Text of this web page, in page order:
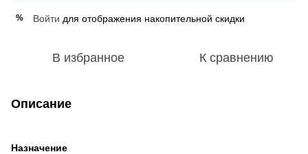
% Войти для отображения накопительной скидки
В избранное К сравнению
Описание
Назначение